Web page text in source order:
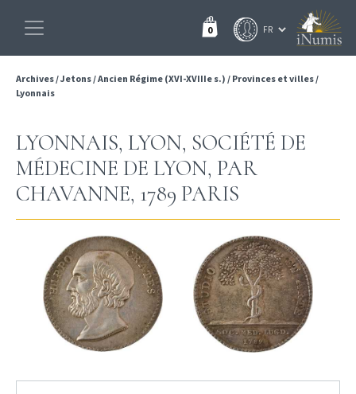
0
Archives/Jetons/Ancien Régime (XVI-XVIIIe s.) / Provinces et villes/
Lyonnais
LYONNAIS, LYON, SOCIÉTÉ DE
MÉDECINE DE LYON, PAR
CHAVANNE, 1789 PARIS